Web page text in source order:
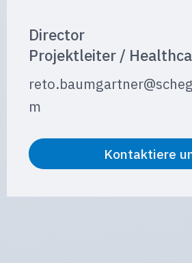
Director
Projektleiter /
m
Kontaktiere